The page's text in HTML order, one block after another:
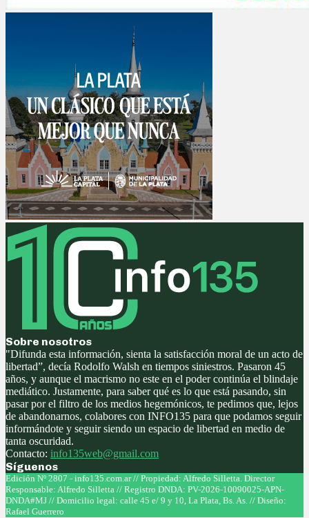
Sobre nosotros
"Difunda esta información, sienta la satisfacción moral de un acto de
libertad”, decía Rodolfo Walsh en tiempos siniestros. Pasaron 45
años, y aunque el macrismo no este en el poder continúa el blindaje
mediático. Justamente, para saber qué es lo que está pasando, sin
pasar por el filtro de los medios hegemónicos, te pedimos que, lejos
de abandonarnos, colabores con INFO135 para que podamos seguir
informándote y seguir siendo un espacio de libertad en medio de
tanta oscuridad.
Contacto: info135web@gmail.com
Síguenos
Facebook
Twitter
Instagram
Youtube
Edición Nº 2807 - info135.com.ar // Propiedad: Alfredo Silletta. Director
Responsable: Alfredo Silletta // Registro DNDA: PV-2026-10090025-APN-
DNDA#MJ // Domicilio legal: calle 45 e/ 9 y 10, La Plata, Bs. As. // Diseño:
Rafael Guerrero